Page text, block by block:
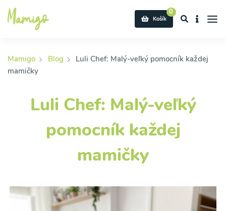
0
Košík
Mamigo Blog
Luli Chef: Malý-veľký pomocník každej
mamičky
Luli Chef: Malý-veľký
pomocník každej
mamičky